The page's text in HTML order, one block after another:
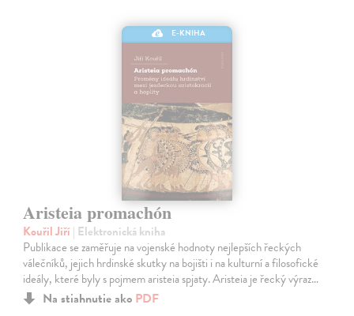
E-KNIHA
Aristeia promachón
Kouřil Jiří | Elektronická kniha
Publikace se zaměřuje na vojenské hodnoty nejlepších řeckých
válečníků, jejich hrdinské skutky na bojišti i na kulturní a filosofické
ideály, které byly s pojmem aristeia spjaty. Aristeia je řecký výraz…
Na stiahnutie ako PDF